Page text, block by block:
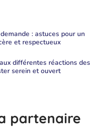
: astuces pour un
et respectueux
différentes réactions des
serein et ouvert
partenaire